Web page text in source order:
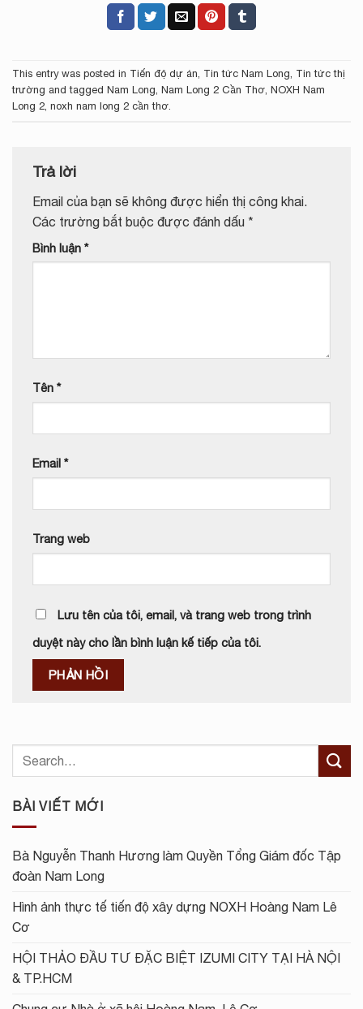
This entry was posted in Tiến độ dự án, Tin tức Nam Long, Tin tức thị
trường and tagged Nam Long, Nam Long 2 Cần Thơ, NOXH Nam
Long 2, noxh nam long 2 cần thơ.
Trả lời
Email của bạn sẽ không được hiển thị công khai.
Các trường bắt buộc được đánh dấu *
Bình luận *
Tên *
Email *
Trang web
Lưu tên của tôi, email, và trang web trong trình
duyệt này cho lần bình luận kế tiếp của tôi.
BÀI VIẾT MỚI
Bà Nguyễn Thanh Hương làm Quyền Tổng Giám đốc Tập
đoàn Nam Long
Hình ảnh thực tế tiến độ xây dựng NOXH Hoàng Nam Lê
Cơ
HỘI THẢO ĐẦU TƯ ĐẶC BIỆT IZUMI CITY TẠI HÀ NỘI
& TP.HCM